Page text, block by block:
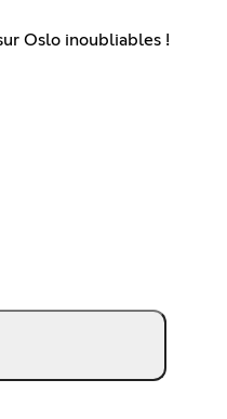
Oslo inoubliables !